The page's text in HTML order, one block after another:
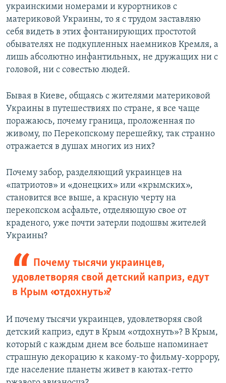
украинскими номерами и курортников с
материковой Украины, то я с трудом заставляю
себя видеть в этих фонтанирующих простотой
обывателях не подкупленных наемников Кремля, а
лишь абсолютно инфантильных, не дружащих ни с
головой, ни с совестью людей.
Бывая в Киеве, общаясь с жителями материковой
Украины в путешествиях по стране, я все чаще
поражаюсь, почему граница, проложенная по
живому, по Перекопскому перешейку, так странно
отражается в душах многих из них?
Почему забор, разделяющий украинцев на
«патриотов» и «донецких» или «крымских»,
становится все выше, а красную черту на
перекопском асфальте, отделяющую свое от
краденого, уже почти затерли подошвы жителей
Украины?
Почему тысячи украинцев,
удовлетворяя свой детский каприз, едут
в Крым «отдохнуть»?
И почему тысячи украинцев, удовлетворяя свой
детский каприз, едут в Крым «отдохнуть»? В Крым,
который с каждым днем все больше напоминает
страшную декорацию к какому-то фильму-хоррору,
где население планеты живет в каютах-гетто